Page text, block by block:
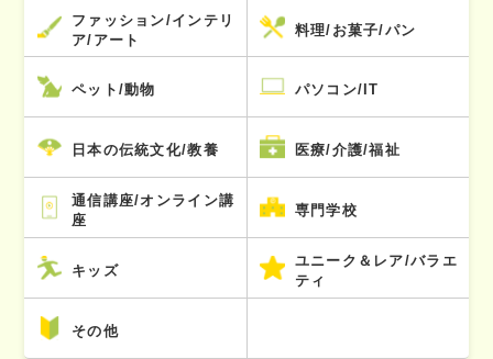
ファッション/インテリ
ア/アート
料理/お菓子/パン
ペット/動物 パソコン/IT
日本の伝統文化/教養 医療/介護/福祉
通信講座/オンライン講
座
専門学校
キッズ
ユニーク＆レア/バラエ
ティ
その他